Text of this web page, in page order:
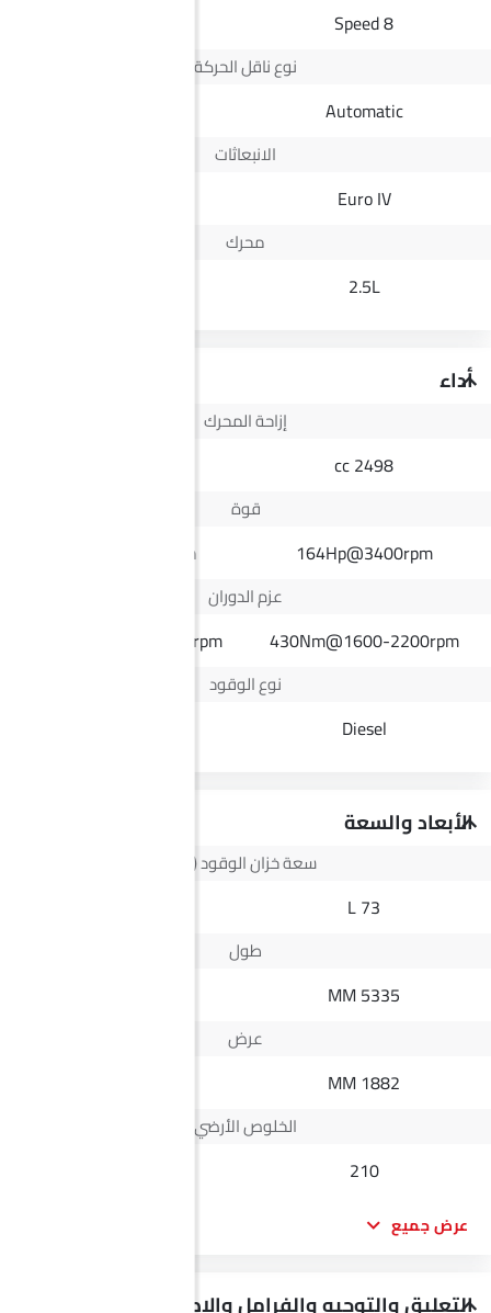
8 Speed
نوع ناقل الحركة
Automatic
الانبعاثات
Euro IV
محرك
2.5L
أداء
إزاحة المحرك
2498 cc
قوة
164Hp@3400rpm
154Hp@5600rpm
عزم الدوران
430Nm@1600-2200rpm
215Nm@2000-4000rpm
نوع الوقود
Diesel
الأبعاد والسعة
سعة خزان الوقود (لتر)
73 L
طول
5335 MM
عرض
1882 MM
الخلوص الأرضي
210
عرض جميع
التعليق والتوجيه والفرامل والإطارات